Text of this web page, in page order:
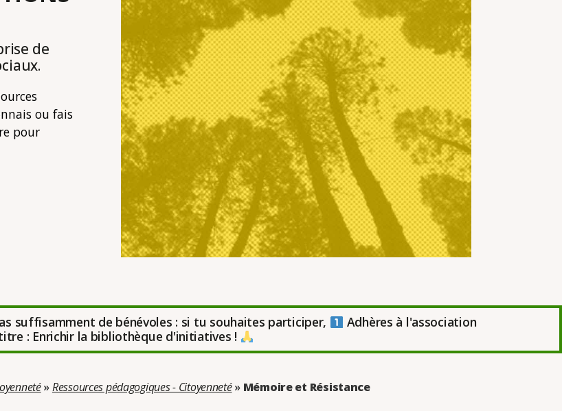
de
ou fais
pour
suffisamment de bénévoles : si tu souhaites participer,
Adhères à l'association
: Enrichir la bibliothèque d'initiatives !
»Ressources pédagogiques - Citoyenneté» Mémoire et Résistance